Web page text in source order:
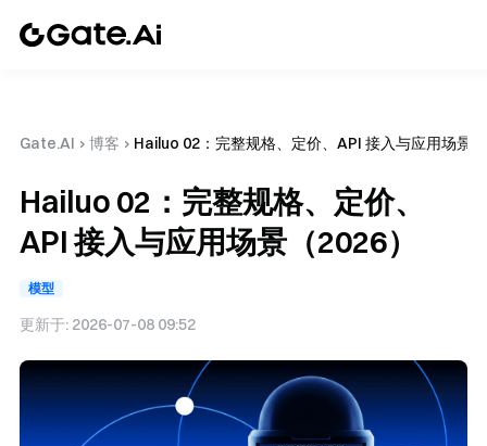
Gate.AI › 博客 › Hailuo 02：完整规格、定价、API 接入与应用场景
Hailuo 02：完整规格、定价、
API 接入与应用场景（2026）
模型
更新于: 2026-07-08 09:52